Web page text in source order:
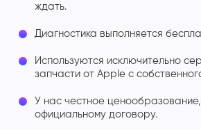
ждать.
Диагностика выполняется
Используются исключительно
запчасти от Apple с
У нас честное
официальному договору.